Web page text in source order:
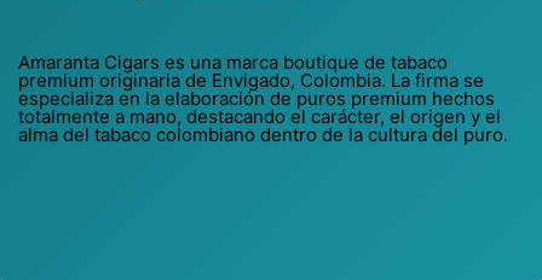
Amaranta Cigars es una marca boutique de tabaco
premium originaria de Envigado, Colombia. La firma se
especializa en la elaboración de puros premium hechos
totalmente a mano, destacando el carácter, el origen y el
alma del tabaco colombiano dentro de la cultura del puro.